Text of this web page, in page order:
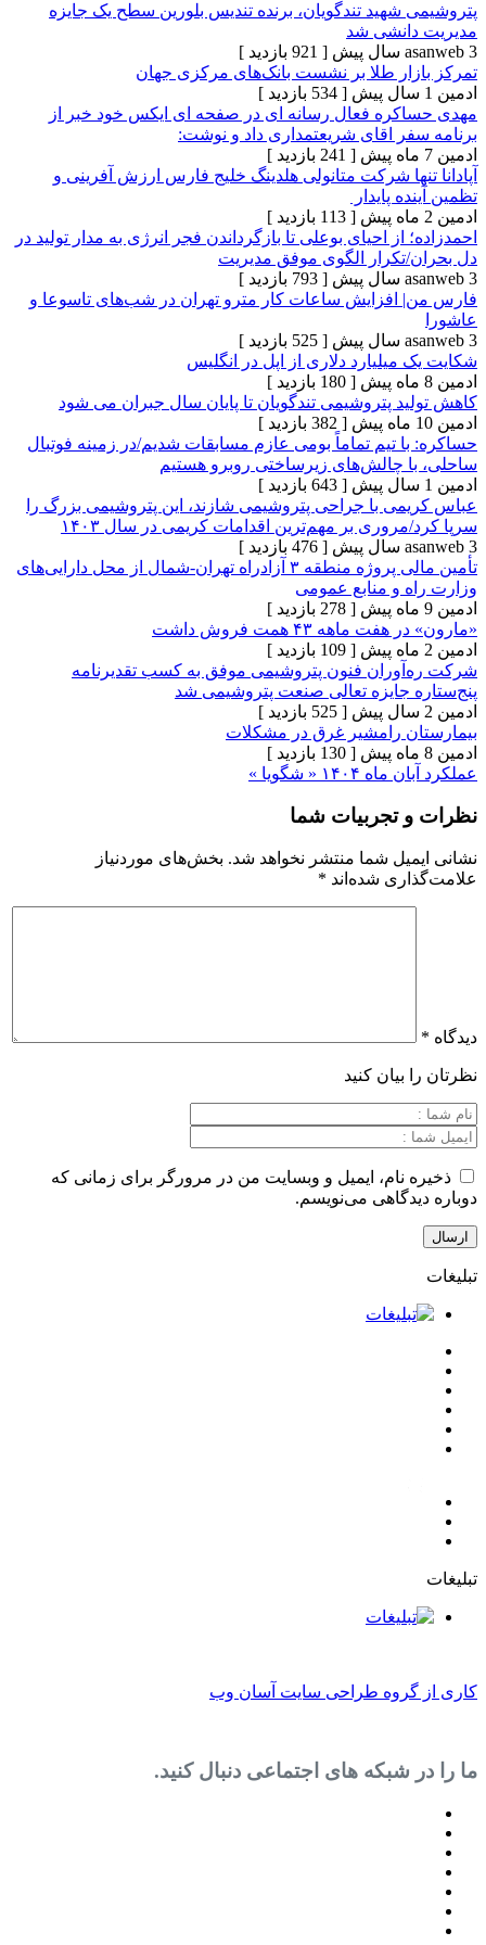
تندگویان، برنده تندیس بلورین سطح یک جایزه
شد
[ 921 بازدید ]
طلا بر نشست‌ بانک‌های مرکزی جهان
[ 534 بازدید ]
فعال رسانه ای در صفحه ای ایکس خود خبر از
اقای شریعتمداری داد و نوشت:
[ 241 بازدید ]
شرکت متانولی هلدینگ خلیج فارس ارزش آفرینی و
پایدار
[ 113 بازدید ]
احیای بوعلی تا بازگرداندن فجر انرژی به مدار تولید در
الگوی موفق مدیریت
[ 793 بازدید ]
ساعات کار مترو تهران در شب‌های تاسوعا و
[ 525 بازدید ]
دلاری از اپل در انگلیس
[ 180 بازدید ]
پتروشیمی تندگویان تا پایان سال جبران می شود
[ 382 بازدید ]
تیم تماماً بومی عازم مسابقات شدیم/در زمینه فوتبال
چالش‌های زیرساختی روبرو هستیم
[ 643 بازدید ]
با جراحی پتروشیمی شازند، این پتروشیمی بزرگ را
بر مهم‌ترین اقدامات کریمی در سال ۱۴۰۳
[ 476 بازدید ]
تأمین مالی پروژه منطقه ۳ آزادراه تهران-شمال از ‌محل دارایی‌های
و‌ منابع عمومی
[ 278 بازدید ]
۴۳ همت فروش داشت
[ 109 بازدید ]
فنون پتروشیمی موفق به کسب تقدیرنامه
تعالی صنعت پتروشیمی شد
[ 525 بازدید ]
رامشیر غرق در مشکلات
[ 130 بازدید ]
« شگویا »
تجربیات شما
شما منتشر نخواهد شد.
بخش‌های موردنیاز
شده‌اند*
کنید
ایمیل و وبسایت من در مرورگر برای زمانی که
می‌نویسم.
طراحی سایت آسان وب
های اجتماعی دنبال کنید.